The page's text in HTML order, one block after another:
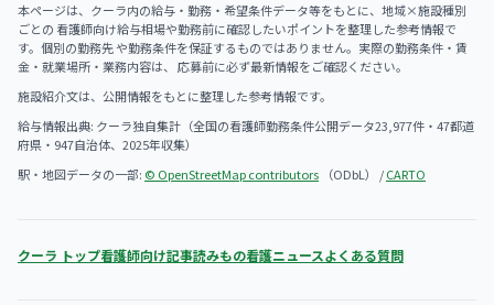
本ページは、クーラ内の給与・勤務・希望条件データ等をもとに、地域×施設種別
ごとの 看護師向け給与相場や勤務前に確認したいポイントを整理した参考情報で
す。個別の勤務先 や勤務条件を保証するものではありません。実際の勤務条件・賃
金・就業場所・業務内容は、 応募前に必ず最新情報をご確認ください。
施設紹介文は、公開情報をもとに整理した参考情報です。
給与情報出典: クーラ独自集計（全国の看護師勤務条件公開データ23,977件・47都道
府県・947自治体、2025年収集）
駅・地図データの一部: © OpenStreetMap contributors （ODbL） /CARTO
クーラ トップ看護師向け記事読みもの看護ニュースよくある質問